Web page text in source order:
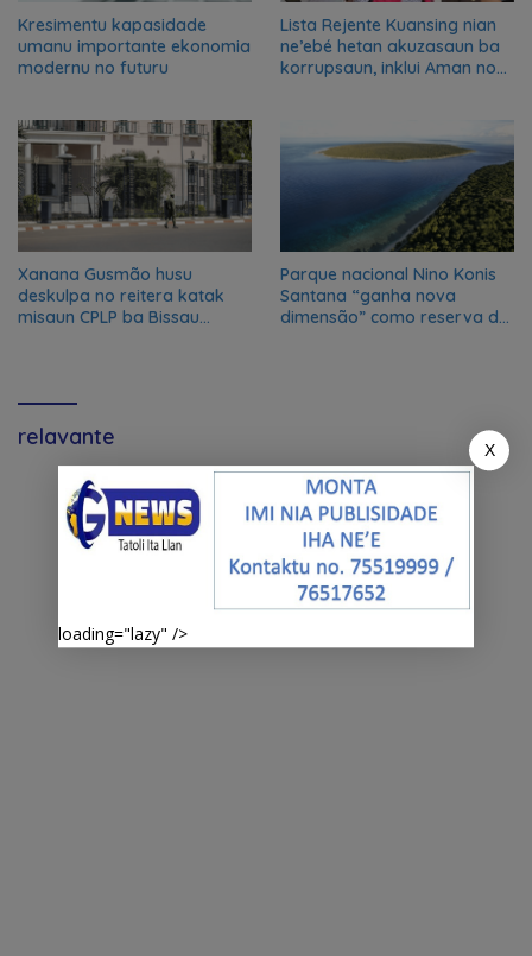
Kresimentu kapasidade
umanu importante ekonomia
modernu no futuru
Lista Rejente Kuansing nian
ne’ebé hetan akuzasaun ba
korrupsaun, inklui Aman no
Xanana Gusmão husu
deskulpa no reitera katak
misaun CPLP ba Bissau
Parque nacional Nino Konis
Santana “ganha nova
dimensão” como reserva da
relavante
X
loading="lazy" />